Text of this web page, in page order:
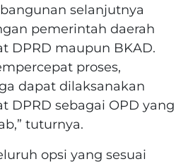
selanjutnya
pemerintah daerah
DPRD maupun BKAD.
proses,
dapat dilaksanakan
DPRD sebagai OPD yang
tuturnya.
opsi yang sesuai